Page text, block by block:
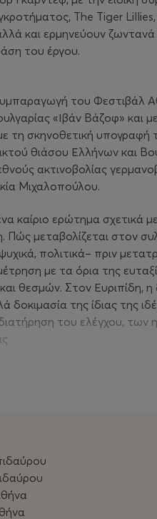
The Tiger Lillies,
και ερμηνεύουν ζωντανά
του έργου.
του Φεστιβάλ
«Ιβάν Βάζοφ» και
σκηνοθετική υπογραφή
θιάσου Ελλήνων και
ακτινοβολίας
Μιχαλοπούλου.
καίριο ερώτημα σχετικά
μεταβολίζεται στον
πολιτικά– πριν
με τα όρια της
θεσμών. Στον Ευριπίδη, η
δοκιμασία της ίδιας της
του ελέγχου, των
11 και 12 Ιουλίου και
διαλόγους, με